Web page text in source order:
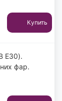
Купить
Е30).
фар.